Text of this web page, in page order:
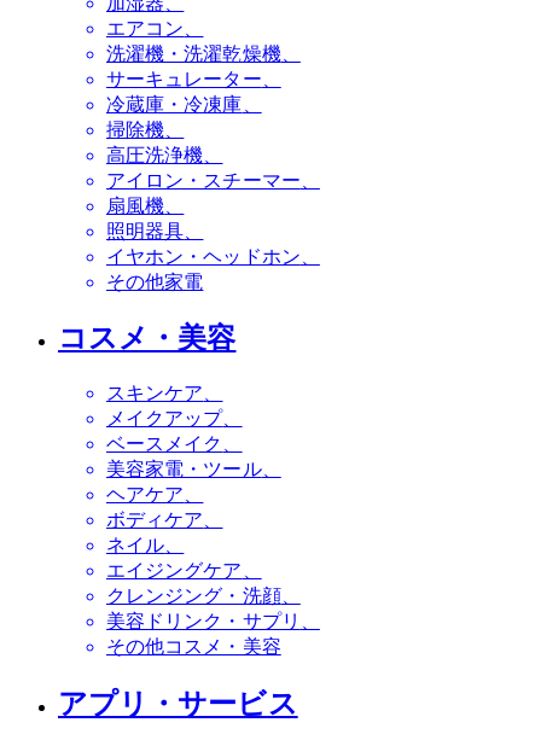
エアコン
洗濯機・洗濯乾燥機
サーキュレーター
冷蔵庫・冷凍庫
掃除機
高圧洗浄機
アイロン・スチーマー
扇風機
照明器具
イヤホン・ヘッドホン
その他家電
コスメ・美容
スキンケア
メイクアップ
ベースメイク
美容家電・ツール
ヘアケア
ボディケア
ネイル
エイジングケア
クレンジング・洗顔
美容ドリンク・サプリ
その他コスメ・美容
アプリ・サービス